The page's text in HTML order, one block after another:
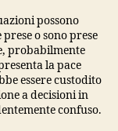
possono
o sono prese
probabilmente
la pace
essere custodito
a decisioni in
confuso.